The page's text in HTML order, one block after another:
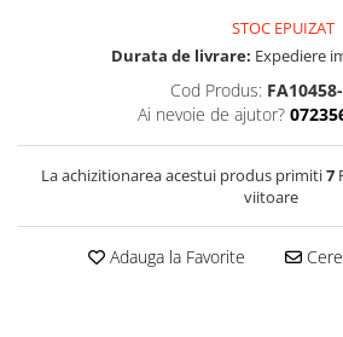
STOC EPUIZAT
Durata de livrare: Expediere
Cod Produs:
Ai nevoie de ajutor?
La achizitionarea acestui produs primiti7
viitoare
Adauga la Favorite